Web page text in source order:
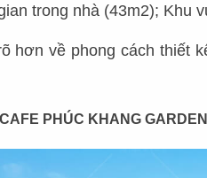
trong nhà (43m2); Khu
hơn về phong cách thiết
PHÚC KHANG GARDEN
NHÀ HÀNG TIỆC CƯỚI
QUÁN CAFE – TRÀ SỮA
KHÁCH SẠN - RESORT